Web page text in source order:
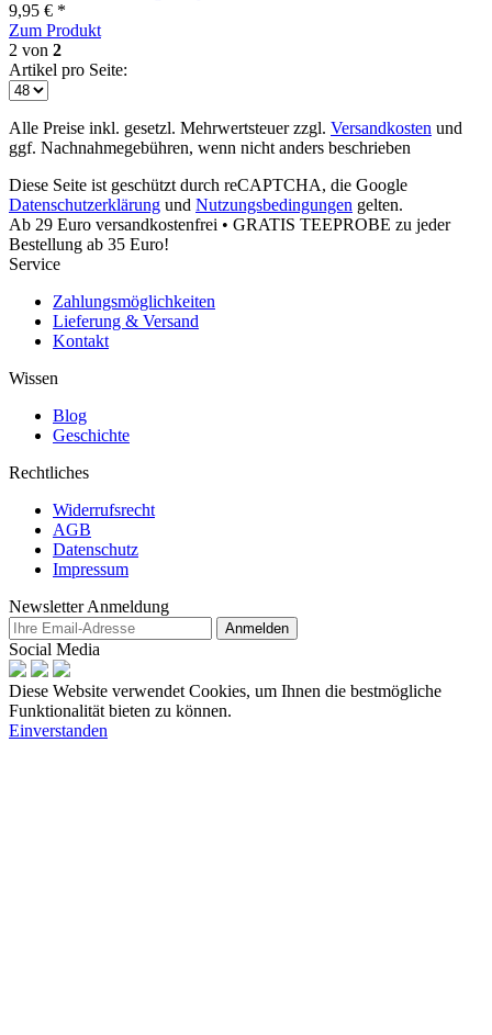
9,95 € *
Zum Produkt
2 von 2
Artikel pro Seite:
Alle Preise inkl. gesetzl. Mehrwertsteuer zzgl. Versandkosten und
ggf. Nachnahmegebühren, wenn nicht anders beschrieben
Diese Seite ist geschützt durch reCAPTCHA, die Google
Datenschutzerklärung und Nutzungsbedingungen gelten.
Ab 29 Euro versandkostenfrei • GRATIS TEEPROBE zu jeder
Bestellung ab 35 Euro!
Service
Zahlungsmöglichkeiten
Lieferung & Versand
Kontakt
Wissen
Blog
Geschichte
Rechtliches
Widerrufsrecht
AGB
Datenschutz
Impressum
Newsletter Anmeldung
Anmelden
Social Media
Diese Website verwendet Cookies, um Ihnen die bestmögliche
Funktionalität bieten zu können.
Einverstanden